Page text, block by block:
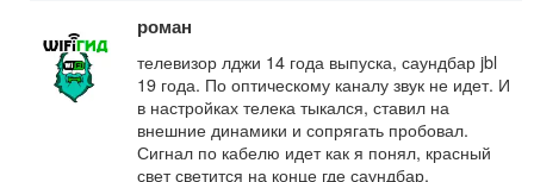
роман
телевизор лджи 14 года выпуска, саундбар jbl
19 года. По оптическому каналу звук не идет. И
в настройках телека тыкался, ставил на
внешние динамики и сопрягать пробовал.
Сигнал по кабелю идет как я понял, красный
свет светится на конце где саундбар.